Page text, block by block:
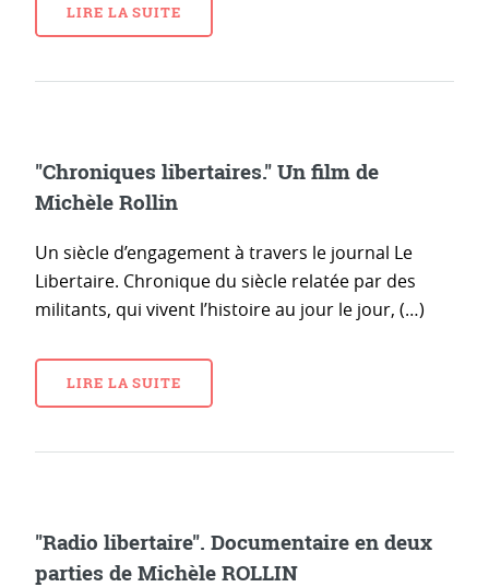
LIRE LA SUITE
"Chroniques libertaires." Un film de
Michèle Rollin
Un siècle d’engagement à travers le journal Le
Libertaire. Chronique du siècle relatée par des
militants, qui vivent l’histoire au jour le jour, (…)
LIRE LA SUITE
"Radio libertaire". Documentaire en deux
parties de Michèle ROLLIN